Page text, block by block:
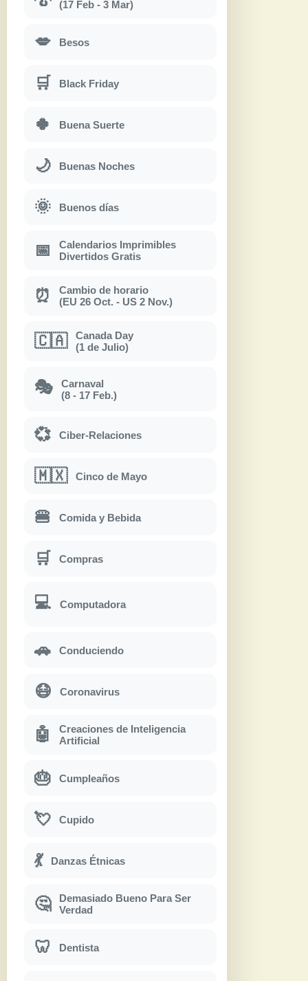
(17 Feb - 3 Mar)
💋 Besos
🛒 Black Friday
🍀 Buena Suerte
🌙 Buenas Noches
🌞 Buenos días
📅
Calendarios Imprimibles
Divertidos Gratis
⏰
Cambio de horario
(EU 26 Oct. - US 2 Nov.)
🇨🇦
Canada Day
(1 de Julio)
🎭
Carnaval
(8 - 17 Feb.)
💞 Ciber-Relaciones
🇲🇽 Cinco de Mayo
🍔 Comida y Bebida
🛒 Compras
💻 Computadora
🚗 Conduciendo
😷 Coronavirus
🤖
Creaciones de Inteligencia
Artificial
🎂 Cumpleaños
💘 Cupido
💃 Danzas Étnicas
🤔
Demasiado Bueno Para Ser
Verdad
🦷 Dentista